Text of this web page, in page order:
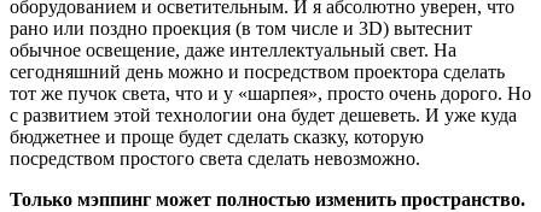
оборудованием и осветительным. И я абсолютно уверен, что
рано или поздно проекция (в том числе и 3D) вытеснит
обычное освещение, даже интеллектуальный свет. На
сегодняшний день можно и посредством проектора сделать
тот же пучок света, что и у «шарпея», просто очень дорого. Но
с развитием этой технологии она будет дешеветь. И уже куда
бюджетнее и проще будет сделать сказку, которую
посредством простого света сделать невозможно.
Только мэппинг может полностью изменить пространство.